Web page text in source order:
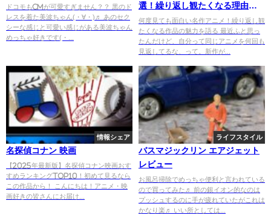
ドコモもCMが可愛すぎません？？ 黒のド
レスを着た美波ちゃん(・∀・)♬ あのセク
シーな感じと可愛い感じがある美波ちゃん
めっちゃ好きです(・...
選！繰り返し観たくなる理由を
語る
何度見ても面白い名作アニメ！繰り返し観
たくなる作品の魅力を語る 最近ふと思っ
たんだけど、自分って同じアニメを何回も
見返してるな、って。新作が...
情報シェア
名探偵コナン 映画
【2025年最新版】名探偵コナン映画おす
すめランキングTOP10！初めて見るなら
この作品から！ こんにちは！アニメ・映
画好きの皆さんにお届け...
ライフスタイル
バスマジックリン エアジェット
レビュー
お風呂掃除でめっちゃ便利と言われている
ので買ってみた♬ 前の銀イオン的なのは
プッシュするのに手が疲れていたがこれは
かなり楽♬ いい所としては...